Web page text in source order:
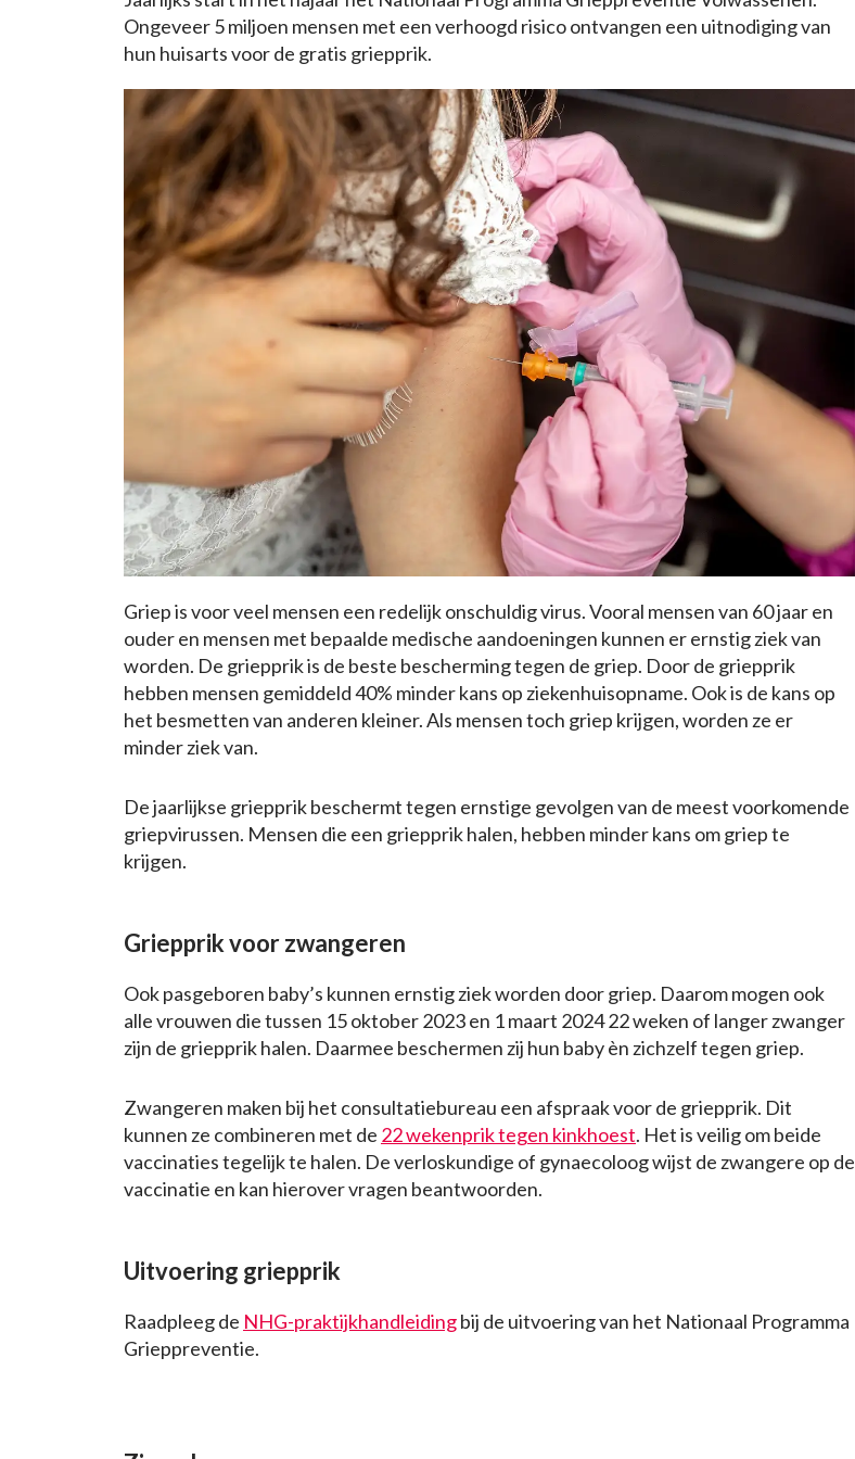
Ongeveer 5 miljoen mensen met een verhoogd risico ontvangen een uitnodiging van
hun huisarts voor de gratis griepprik.
Griep is voor veel mensen een redelijk onschuldig virus. Vooral mensen van 60 jaar en
ouder en mensen met bepaalde medische aandoeningen kunnen er ernstig ziek van
worden. De griepprik is de beste bescherming tegen de griep. Door de griepprik
hebben mensen gemiddeld 40% minder kans op ziekenhuisopname. Ook is de kans op
het besmetten van anderen kleiner. Als mensen toch griep krijgen, worden ze er
minder ziek van.
De jaarlijkse griepprik beschermt tegen ernstige gevolgen van de meest voorkomende
griepvirussen. Mensen die een griepprik halen, hebben minder kans om griep te
krijgen.
Griepprik voor zwangeren
Ook pasgeboren baby’s kunnen ernstig ziek worden door griep. Daarom mogen ook
alle vrouwen die tussen 15 oktober 2023 en 1 maart 2024 22 weken of langer zwanger
zijn de griepprik halen. Daarmee beschermen zij hun baby èn zichzelf tegen griep.
Zwangeren maken bij het consultatiebureau een afspraak voor de griepprik. Dit
kunnen ze combineren met de 22 wekenprik tegen kinkhoest. Het is veilig om beide
vaccinaties tegelijk te halen. De verloskundige of gynaecoloog wijst de zwangere op de
vaccinatie en kan hierover vragen beantwoorden.
Uitvoering griepprik
Raadpleeg de NHG-praktijkhandleidingbij de uitvoering van het Nationaal Programma
Grieppreventie.